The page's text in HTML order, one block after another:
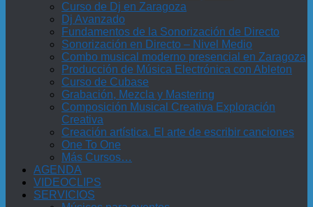
Curso de Dj en Zaragoza
Dj Avanzado
Fundamentos de la Sonorización de Directo
Sonorización en Directo – Nivel Medio
Combo musical moderno presencial en Zaragoza
Producción de Música Electrónica con Ableton
Curso de Cubase
Grabación, Mezcla y Mastering
Composición Musical Creativa Exploración
Creativa
Creación artística. El arte de escribir canciones
One To One
Más Cursos…
AGENDA
VIDEOCLIPS
SERVICIOS